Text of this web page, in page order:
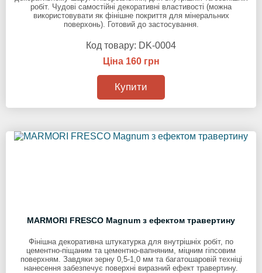
робіт. Чудові самостійні декоративні властивості (можна
використовувати як фінішне покриття для мінеральних
поверхонь). Готовий до застосування.
Код товару: DK-0004
Ціна 160 грн
Купити
MARMORI FRESCO Magnum з ефектом травертину
Фінішна декоративна штукатурка для внутрішніх робіт, по
цементно-піщаним та цементно-вапняним, міцним гіпсовим
поверхням. Завдяки зерну 0,5-1,0 мм та багатошаровій техніці
нанесення забезпечує поверхні виразний ефект травертину.